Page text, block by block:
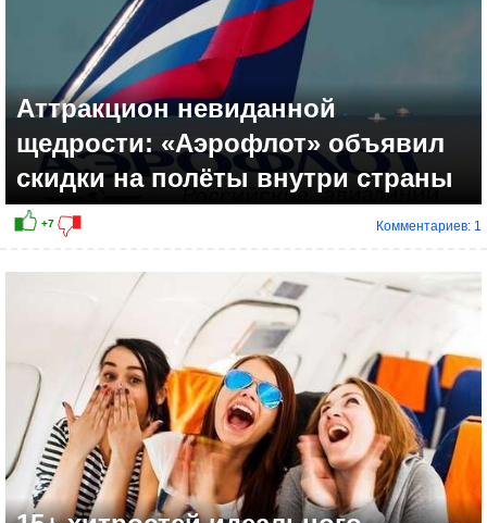
+9
Аттракцион невиданной
щедрости: «Аэрофлот» объявил
скидки на полёты внутри страны
Комментариев: 1